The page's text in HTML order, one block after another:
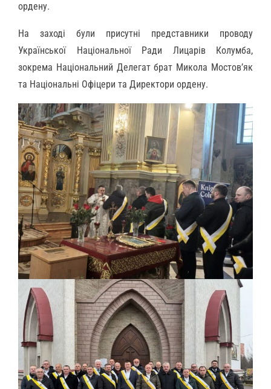
ордену.
На заході були присутні представники проводу
Української Національної Ради Лицарів Колумба,
зокрема Національний Делегат брат Микола Мостовʼяк
та Національні Офіцери та Директори ордену.